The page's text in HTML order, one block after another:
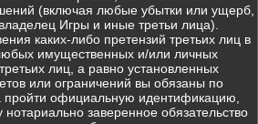
(включая любые убытки или ущерб,
Игры и иные третьи лица).
каких-либо претензий третьих лиц в
имущественных и/или личных
лиц, а равно установленных
или ограничений вы обязаны по
официальную идентификацию,
заверенное обязательство